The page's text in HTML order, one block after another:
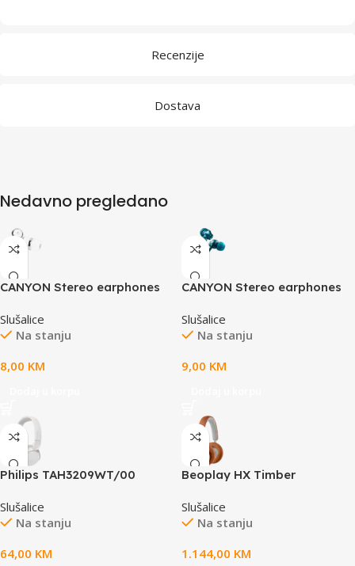
Recenzije
Dostava
Nedavno pregledano
CANYON Stereo earphones
Slušalice
Na stanju
8,00 KM
CANYON Stereo earphones
shell, 1.2M, blue-green
Slušalice
Na stanju
9,00 KM
Philips TAH3209WT/00
headphones, white
Slušalice
Na stanju
64,00 KM
Beoplay HX Timber
Slušalice
Na stanju
1.144,00 KM